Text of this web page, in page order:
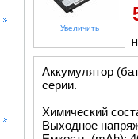
Увеличить
Аккумулятор
серии.
Химический
Выходное